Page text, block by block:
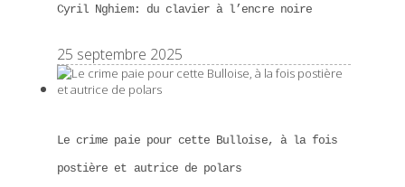
Cyril Nghiem: du clavier à l’encre noire
25 septembre 2025
Le crime paie pour cette Bulloise, à la fois
postière et autrice de polars